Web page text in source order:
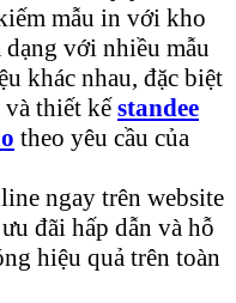
mẫu in với kho
dạng với nhiều mẫu
khác nhau, đặc biệt
thiết kếstandee
theo yêu cầu của
ngay trên website
đãi hấp dẫn và hỗ
hiệu quả trên toàn